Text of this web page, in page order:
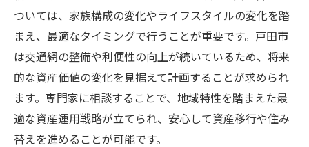
ついては、家族構成の変化やライフスタイルの変化を踏
まえ、最適なタイミングで行うことが重要です。戸田市
は交通網の整備や利便性の向上が続いているため、将来
的な資産価値の変化を見据えて計画することが求められ
ます。専門家に相談することで、地域特性を踏まえた最
適な資産運用戦略が立てられ、安心して資産移行や住み
替えを進めることが可能です。